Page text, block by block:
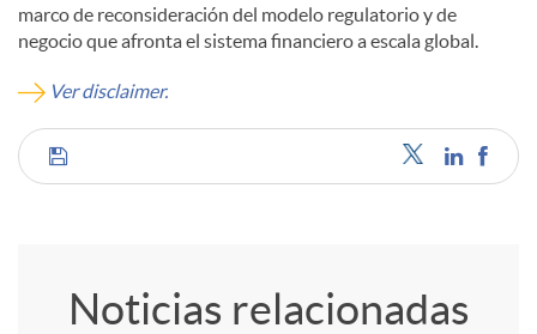
marco de reconsideración del modelo regulatorio y de
negocio que afronta el sistema financiero a escala global.
Ver disclaimer.
C
Noticias relacionadas